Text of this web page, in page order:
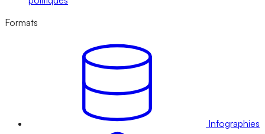
Formats
Infographies